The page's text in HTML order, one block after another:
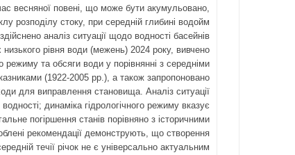
весняної повені, що може бути акумульовано,
розподілу стоку, при середній глибині водойм
аналіз ситуації щодо водності басейнів
низького рівня води (межень) 2024 року, вивчено
режиму та обсяги води у порівнянні з середніми
(1922-2005 рр.), а також запропоновано
для виправлення становища. Аналіз ситуації
динаміка гідрологічного режиму вказує
погіршення станів порівняно з історичними
рекомендації демонструють, що створення
течії річок не є універсально актуальним